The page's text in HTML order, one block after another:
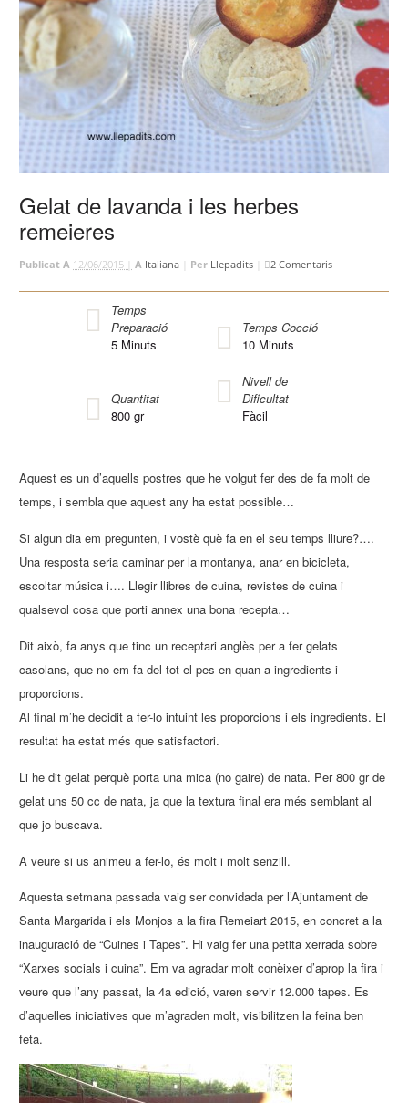
Gelat de lavanda i les herbes
remeieres
Publicat A 12/06/2015 | A Italiana Per Llepadits 2 Comentaris
Temps
Preparació
5 Minuts
Temps Cocció
10 Minuts
Quantitat
800 gr
Nivell de
Dificultat
Fàcil
Aquest es un d’aquells postres que he volgut fer des de fa molt de
temps, i sembla que aquest any ha estat possible…
Si algun dia em pregunten, i vostè què fa en el seu temps lliure?….
Una resposta seria caminar per la montanya, anar en bicicleta,
escoltar música i…. Llegir llibres de cuina, revistes de cuina i
qualsevol cosa que porti annex una bona recepta…
Dit això, fa anys que tinc un receptari anglès per a fer gelats
casolans, que no em fa del tot el pes en quan a ingredients i
proporcions.
Al final m’he decidit a fer-lo intuint les proporcions i els ingredients. El
resultat ha estat més que satisfactori.
Li he dit gelat perquè porta una mica (no gaire) de nata. Per 800 gr de
gelat uns 50 cc de nata, ja que la textura final era més semblant al
que jo buscava.
A veure si us animeu a fer-lo, és molt i molt senzill.
Aquesta setmana passada vaig ser convidada per l’Ajuntament de
Santa Margarida i els Monjos a la fira Remeiart 2015, en concret a la
inauguració de “Cuines i Tapes”. Hi vaig fer una petita xerrada sobre
“Xarxes socials i cuina”. Em va agradar molt conèixer d’aprop la fira i
veure que l’any passat, la 4a edició, varen servir 12.000 tapes. Es
d’aquelles iniciatives que m’agraden molt, visibilitzen la feina ben
feta.